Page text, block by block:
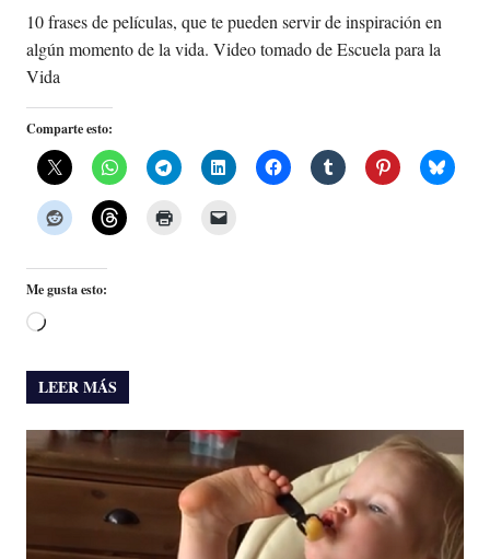
10 frases de películas, que te pueden servir de inspiración en
algún momento de la vida. Video tomado de Escuela para la
Vida
Comparte esto:
Me gusta esto:
Cargando...
LEER MÁS